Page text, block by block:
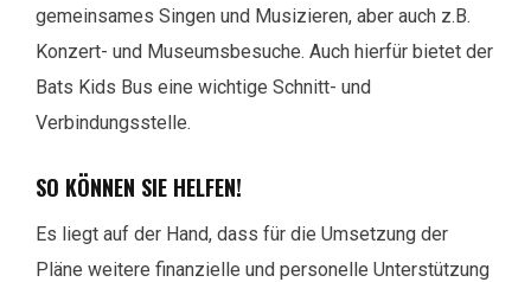
gemeinsames Singen und Musizieren, aber auch z.B.
Konzert- und Museumsbesuche. Auch hierfür bietet der
Bats Kids Bus eine wichtige Schnitt- und
Verbindungsstelle.
SO KÖNNEN SIE HELFEN!
Es liegt auf der Hand, dass für die Umsetzung der
Pläne weitere finanzielle und personelle Unterstützung